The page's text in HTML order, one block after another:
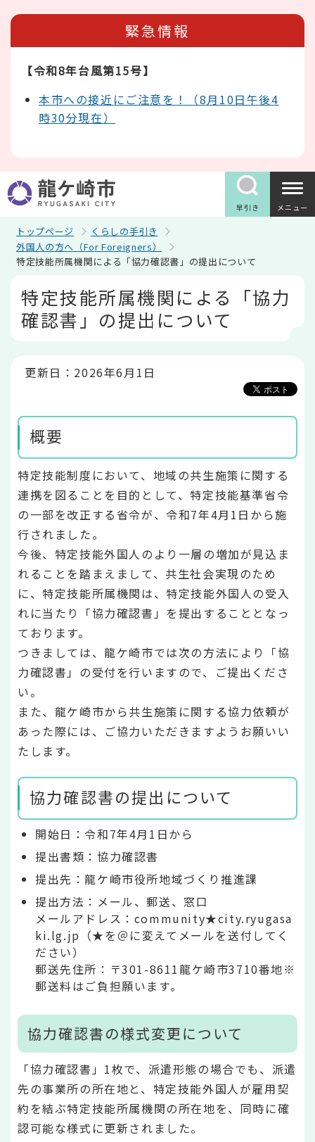
緊急情報
【令和8年台風第15号】
本市への接近にご注意を！（8月10日午後4
時30分現在）
早引き メニュー
トップページ
くらしの手引き
外国人の方へ（For Foreigners）
特定技能所属機関による「協力確認書」の提出について
特定技能所属機関による「協力
確認書」の提出について
更新日：2026年6月1日
概要
特定技能制度において、地域の共生施策に関する
連携を図ることを目的として、特定技能基準省令
の一部を改正する省令が、令和7年4月1日から施
行されました。
今後、特定技能外国人のより一層の増加が見込ま
れることを踏まえまして、共生社会実現のため
に、特定技能所属機関は、特定技能外国人の受入
れに当たり「協力確認書」を提出することとなっ
ております。
つきましては、龍ケ崎市では次の方法により「協
力確認書」の受付を行いますので、ご提出くださ
い。
また、龍ケ崎市から共生施策に関する協力依頼が
あった際には、ご協力いただきますようお願いい
たします。
協力確認書の提出について
開始日：令和7年4月1日から
提出書類：協力確認書
提出先：龍ケ崎市役所地域づくり推進課
提出方法：メール、郵送、窓口
メールアドレス：community★city.ryugasa
ki.lg.jp（★を＠に変えてメールを送付してく
ださい）
郵送先住所：〒301-8611龍ケ崎市3710番地※
郵送料はご負担願います。
協力確認書の様式変更について
「協力確認書」1枚で、派遣形態の場合でも、派遣
先の事業所の所在地と、特定技能外国人が雇用契
約を結ぶ特定技能所属機関の所在地を、同時に確
認可能な様式に更新されました。